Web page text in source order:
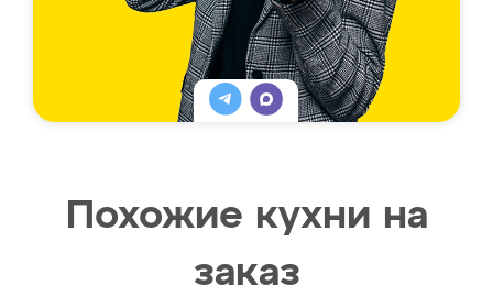
Похожие кухни на
заказ